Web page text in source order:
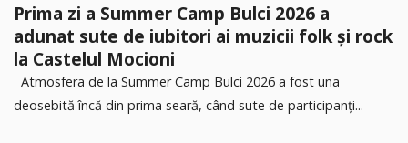
Prima zi a Summer Camp Bulci 2026 a
adunat sute de iubitori ai muzicii folk și rock
la Castelul Mocioni
Atmosfera de la Summer Camp Bulci 2026 a fost una
deosebită încă din prima seară, când sute de participanți...